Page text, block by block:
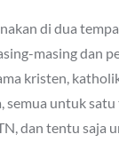
di dua
masing dan
kristen,
semua untuk
dan tentu saja